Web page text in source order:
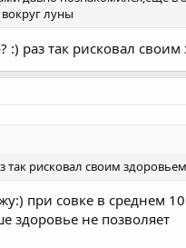
луны
раз так рисковал своим
рисковал своим
при совке в среднем
здоровье не позволяет